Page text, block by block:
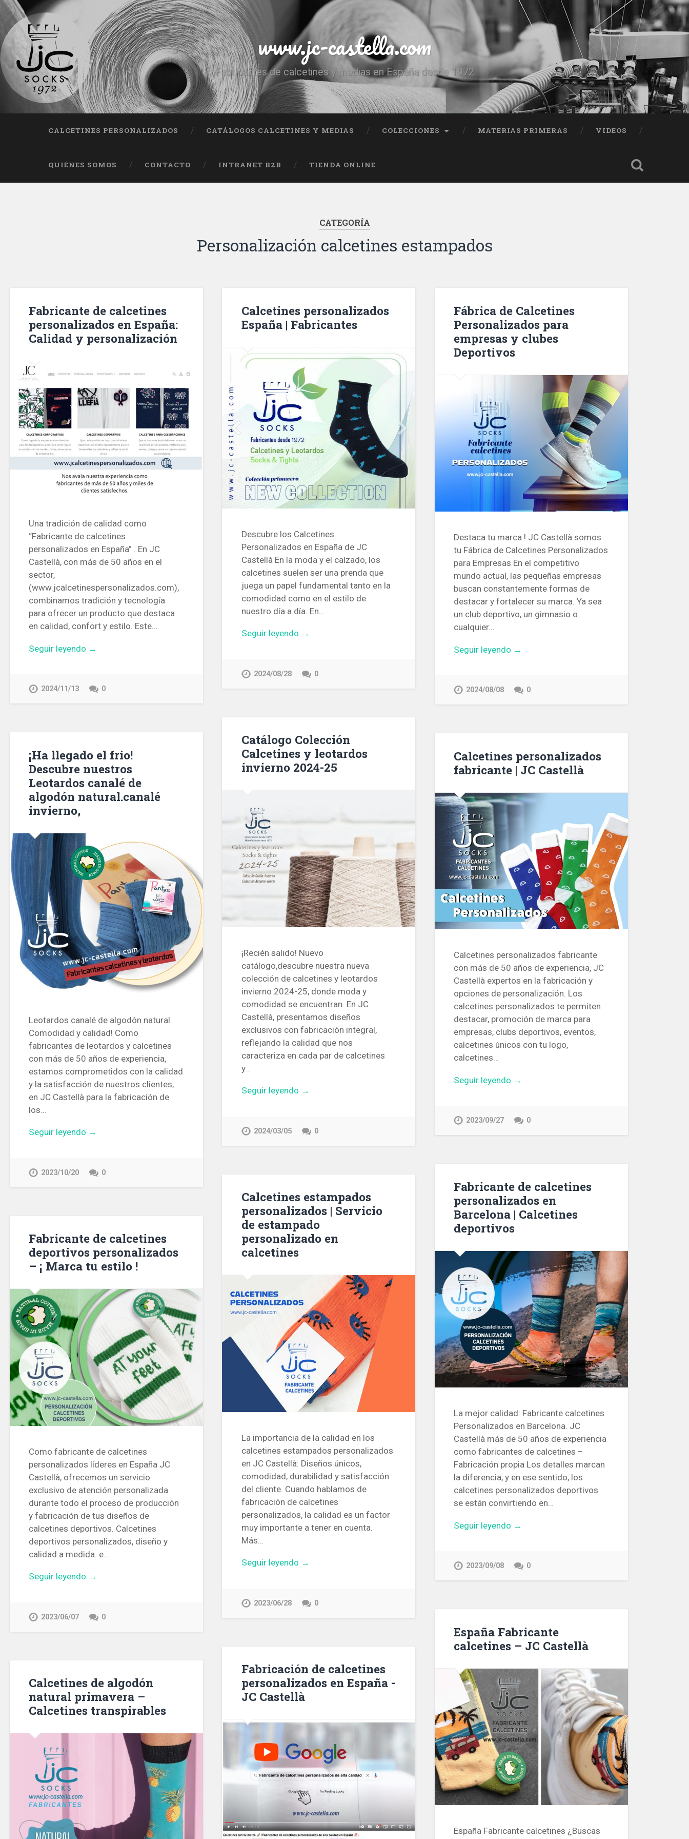
www.jc-castella.com
Fabricantes de calcetines y medias en España desde 1972
CALCETINES PERSONALIZADOS CATÁLOGOS CALCETINES Y MEDIAS COLECCIONES MATERIAS PRIMERAS VIDEOS
QUIÉNES SOMOS CONTACTO INTRANET B2B TIENDA ONLINE
CATEGORÍA
Personalización calcetines estampados
Fabricante de calcetines
personalizados en España:
Calidad y personalización
Una tradición de calidad como
“Fabricante de calcetines
personalizados en España” . En JC
Castellà, con más de 50 años en el
sector,
(www.jcalcetinespersonalizados.com),
combinamos tradición y tecnología
para ofrecer un producto que destaca
en calidad, confort y estilo. Este…
Seguir leyendo →
2024/11/13 0
Calcetines personalizados
España | Fabricantes
Descubre los Calcetines
Personalizados en España de JC
Castellà En la moda y el calzado, los
calcetines suelen ser una prenda que
juega un papel fundamental tanto en la
comodidad como en el estilo de
nuestro día a día. En…
Seguir leyendo →
2024/08/28 0
Fábrica de Calcetines
Personalizados para
empresas y clubes
Deportivos
Destaca tu marca ! JC Castellà somos
tu Fábrica de Calcetines Personalizados
para Empresas En el competitivo
mundo actual, las pequeñas empresas
buscan constantemente formas de
destacar y fortalecer su marca. Ya sea
un club deportivo, un gimnasio o
cualquier…
Seguir leyendo →
2024/08/08 0
Catálogo Colección
Calcetines y leotardos
invierno 2024-25
¡Recién salido! Nuevo
catálogo,descubre nuestra nueva
colección de calcetines y leotardos
invierno 2024-25, donde moda y
comodidad se encuentran. En JC
Castellà, presentamos diseños
exclusivos con fabricación integral,
reflejando la calidad que nos
caracteriza en cada par de calcetines
y…
Seguir leyendo →
2024/03/05 0
¡Ha llegado el frio!
Descubre nuestros
Leotardos canalé de
algodón natural.canalé
invierno,
Leotardos canalé de algodón natural.
Comodidad y calidad! Como
fabricantes de leotardos y calcetines
con más de 50 años de experiencia,
estamos comprometidos con la calidad
y la satisfacción de nuestros clientes,
en JC Castellà para la fabricación de
los…
Seguir leyendo →
2023/10/20 0
Calcetines personalizados
fabricante | JC Castellà
Calcetines personalizados fabricante
con más de 50 años de experiencia, JC
Castellà expertos en la fabricación y
opciones de personalización. Los
calcetines personalizados te permiten
destacar, promoción de marca para
empresas, clubs deportivos, eventos,
calcetines únicos con tu logo,
calcetines…
Seguir leyendo →
2023/09/27 0
Fabricante de calcetines
personalizados en
Barcelona | Calcetines
deportivos
La mejor calidad: Fabricante calcetines
Personalizados en Barcelona. JC
Castellà más de 50 años de experiencia
como fabricantes de calcetines –
Fabricación propia Los detalles marcan
la diferencia, y en ese sentido, los
calcetines personalizados deportivos
se están convirtiendo en…
Seguir leyendo →
2023/09/08 0
Calcetines estampados
personalizados | Servicio
de estampado
personalizado en
calcetines
La importancia de la calidad en los
calcetines estampados personalizados
en JC Castellà: Diseños únicos,
comodidad, durabilidad y satisfacción
del cliente. Cuando hablamos de
fabricación de calcetines
personalizados, la calidad es un factor
muy importante a tener en cuenta.
Más…
Seguir leyendo →
2023/06/28 0
Fabricante de calcetines
deportivos personalizados
– ¡ Marca tu estilo !
Como fabricante de calcetines
personalizados líderes en España JC
Castellà, ofrecemos un servicio
exclusivo de atención personalizada
durante todo el proceso de producción
y fabricación de tus diseños de
calcetines deportivos. Calcetines
deportivos personalizados, diseño y
calidad a medida. e…
Seguir leyendo →
2023/06/07 0
España Fabricante
calcetines – JC Castellà
España Fabricante calcetines ¿Buscas
Fabricación de calcetines
personalizados en España -
JC Castellà
Calcetines de algodón
natural primavera –
Calcetines transpirables